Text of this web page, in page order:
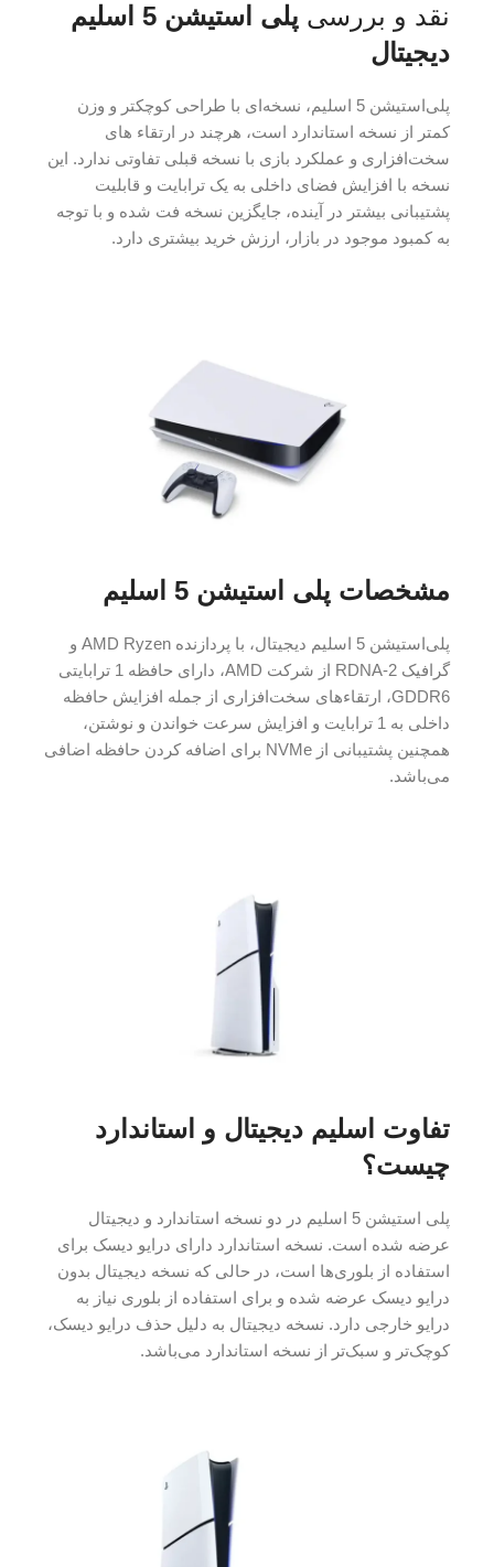
نقد و بررسی
پلی استیشن 5 اسلیم
دیجیتال
پلی‌استیشن 5 اسلیم، نسخه‌ای با طراحی کوچکتر و وزن
کمتر از نسخه استاندارد است، هرچند در ارتقاء‌ های
سخت‌افزاری و عملکرد بازی با نسخه قبلی تفاوتی ندارد. این
نسخه با افزایش فضای داخلی به یک ترابایت و قابلیت
پشتیبانی بیشتر در آینده، جایگزین نسخه فت شده و با توجه
به کمبود موجود در بازار، ارزش خرید بیشتری دارد.
مشخصات پلی استیشن 5 اسلیم
پلی‌استیشن 5 اسلیم دیجیتال، با پردازنده AMD Ryzen و
گرافیک RDNA-2 از شرکت AMD، دارای حافظه 1 ترابایتی
GDDR6، ارتقاء‌های سخت‌افزاری از جمله افزایش حافظه
داخلی به 1 ترابایت و افزایش سرعت خواندن و نوشتن،
همچنین پشتیبانی از NVMe برای اضافه کردن حافظه اضافی
می‌باشد.
تفاوت اسلیم دیجیتال و استاندارد
چیست؟
پلی استیشن 5 اسلیم در دو نسخه استاندارد و دیجیتال
عرضه شده است. نسخه استاندارد دارای درایو دیسک برای
استفاده از بلوری‌ها است، در حالی که نسخه دیجیتال بدون
درایو دیسک عرضه شده و برای استفاده از بلوری نیاز به
درایو خارجی دارد. نسخه دیجیتال به دلیل حذف درایو دیسک،
کوچک‌تر و سبک‌تر از نسخه استاندارد می‌باشد.